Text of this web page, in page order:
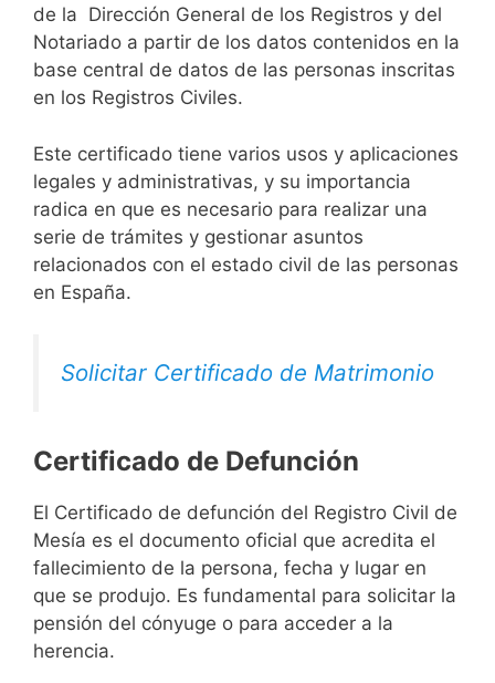
de la Dirección General de los Registros y del
Notariado a partir de los datos contenidos en la
base central de datos de las personas inscritas
en los Registros Civiles.
Este certificado tiene varios usos y aplicaciones
legales y administrativas, y su importancia
radica en que es necesario para realizar una
serie de trámites y gestionar asuntos
relacionados con el estado civil de las personas
en España.
Solicitar Certificado de Matrimonio
Certificado de Defunción
El Certificado de defunción del Registro Civil de
Mesía es el documento oficial que acredita el
fallecimiento de la persona, fecha y lugar en
que se produjo. Es fundamental para solicitar la
pensión del cónyuge o para acceder a la
herencia.